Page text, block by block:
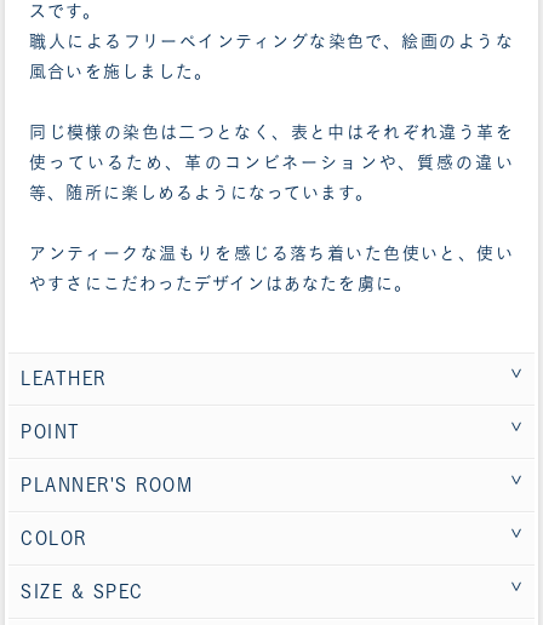
スです。
職人によるフリーペインティングな染色で、絵画のような
風合いを施しました。
同じ模様の染色は二つとなく、表と中はそれぞれ違う革を
使っているため、革のコンビネーションや、質感の違い
等、随所に楽しめるようになっています。
アンティークな温もりを感じる落ち着いた色使いと、使い
やすさにこだわったデザインはあなたを虜に。
LEATHER
POINT
PLANNER'S ROOM
COLOR
SIZE & SPEC